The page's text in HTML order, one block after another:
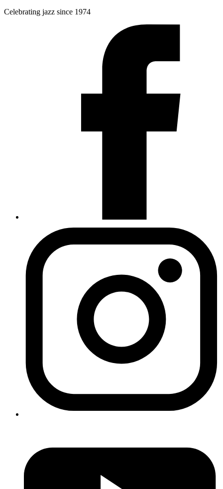
Celebrating jazz since 1974